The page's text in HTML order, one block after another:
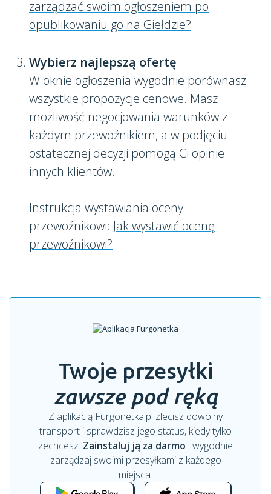
zarządzać swoim ogłoszeniem po
opublikowaniu go na Giełdzie?
Wybierz najlepszą ofertę
W oknie ogłoszenia wygodnie porównasz
wszystkie propozycje cenowe. Masz
możliwość negocjowania warunków z
każdym przewoźnikiem, a w podjęciu
ostatecznej decyzji pomogą Ci opinie
innych klientów.
Instrukcja wystawiania oceny
przewoźnikowi: Jak wystawić ocenę
przewoźnikowi?
Twoje przesyłki
zawsze pod ręką
Z aplikacją Furgonetka.pl zlecisz dowolny
transport i sprawdzisz jego status, kiedy tylko
zechcesz. Zainstaluj ją za darmo i wygodnie
zarządzaj swoimi przesyłkami z każdego
miejsca.